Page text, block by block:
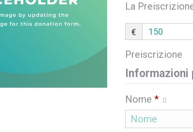
La
€
Preiscrizione
Informazioni
Nome*